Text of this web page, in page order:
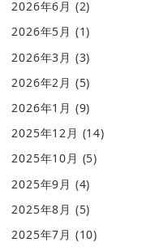
2026年6月 (2)
2026年5月 (1)
2026年3月 (3)
2026年2月 (5)
2026年1月 (9)
2025年12月 (14)
2025年10月 (5)
2025年9月 (4)
2025年8月 (5)
2025年7月 (10)